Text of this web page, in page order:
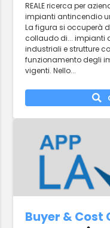
REALE ricerca per
impianti antincendio un/
La figura si occuperà
collaudo di... impianti
industriali e strutture
funzionamento degli
vigenti. Nello...
Buyer &